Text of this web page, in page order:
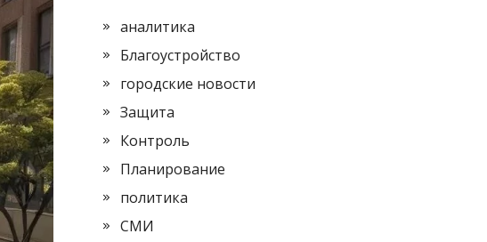
аналитика
Благоустройство
городские новости
Защита
Контроль
Планирование
политика
СМИ